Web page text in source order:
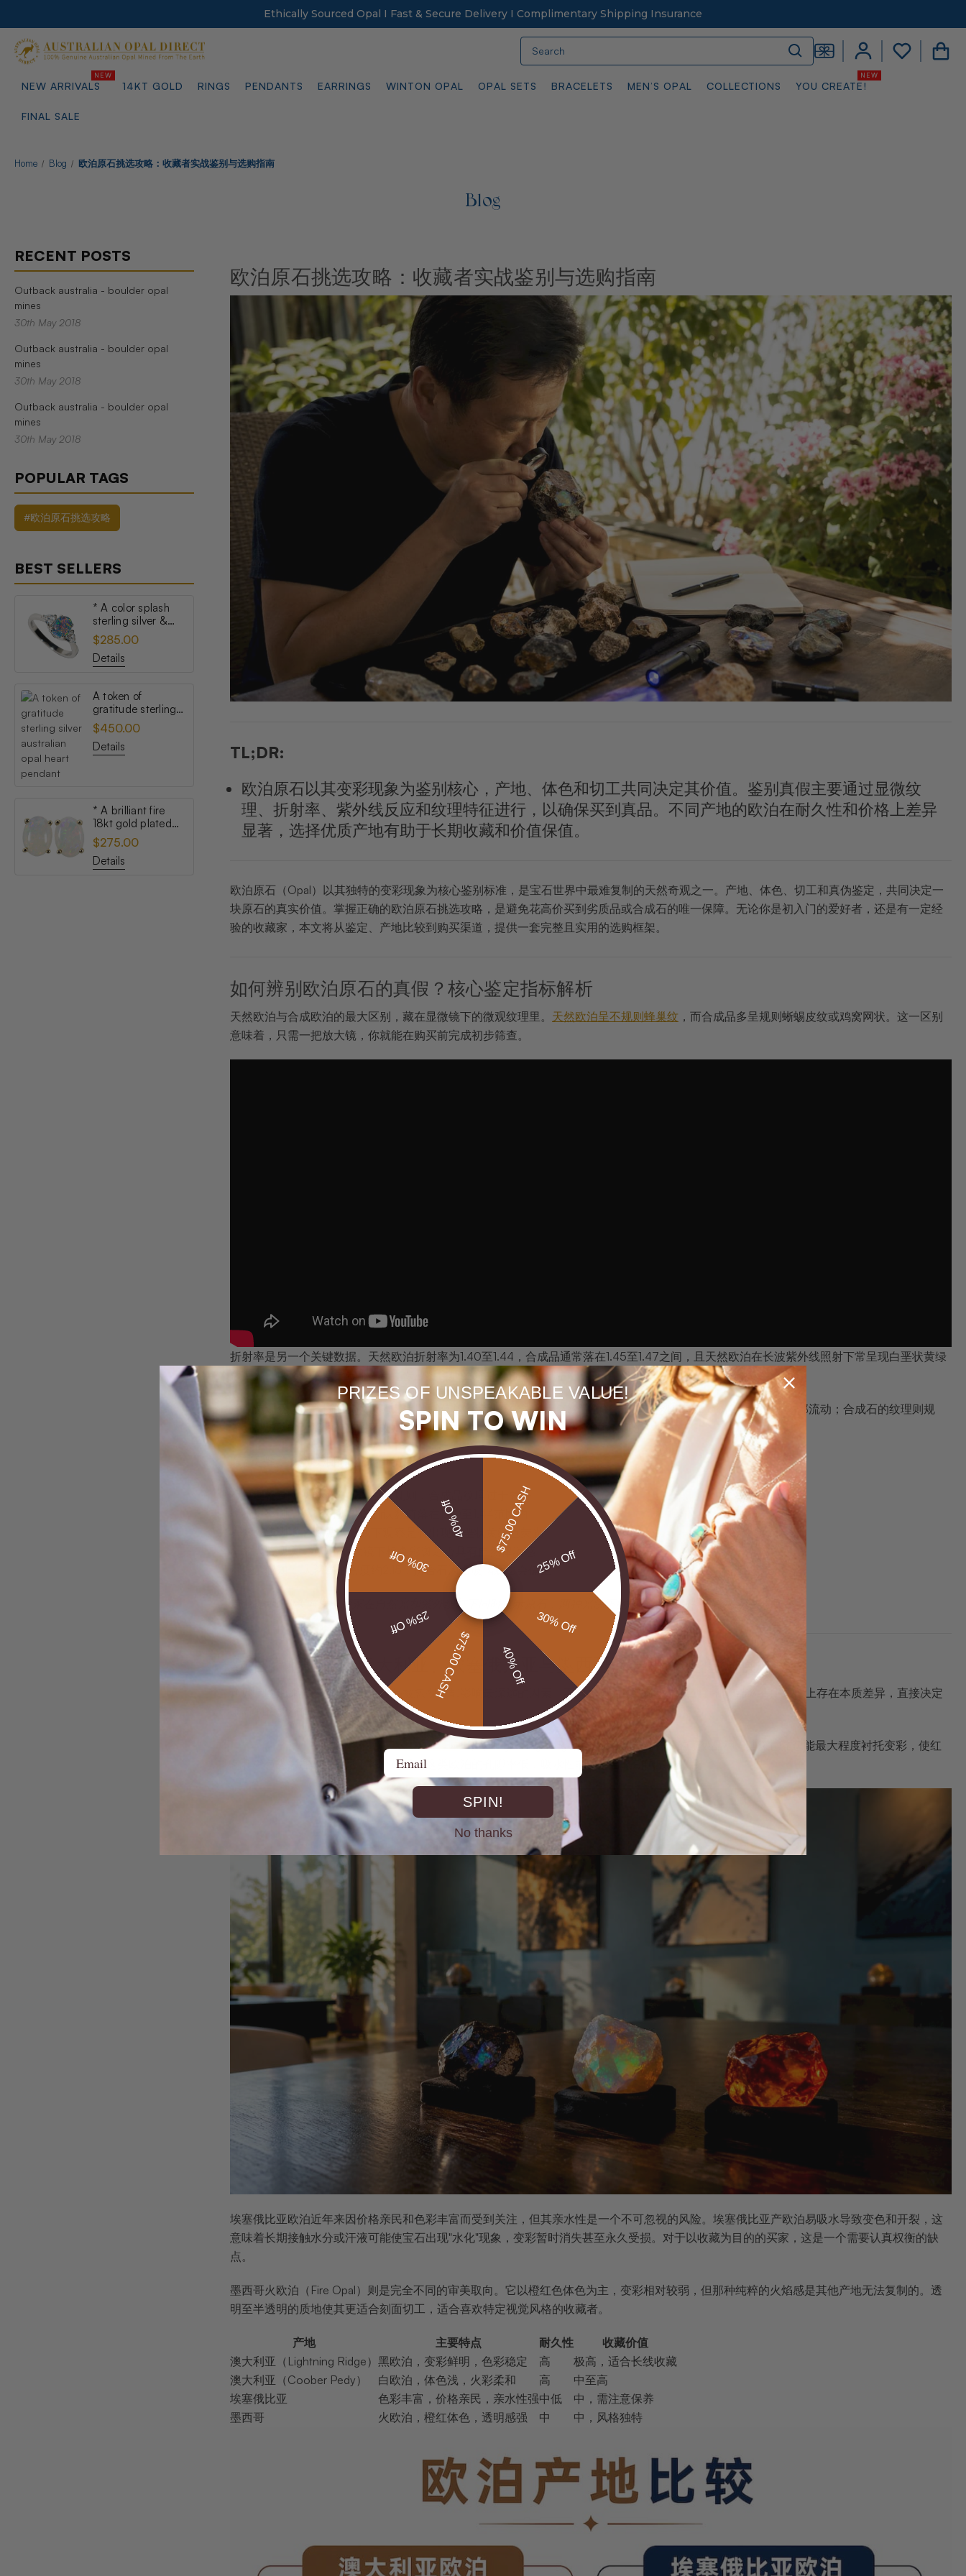
Ethically Sourced Opal I Fast & Secure Delivery I Complimentary Shipping Insurance
NEW ARRIVALS 14KT GOLD RINGS PENDANTS EARRINGS WINTON OPAL OPAL SETS BRACELETS MEN’S OPAL COLLECTIONS YOU CREATE!
FINAL SALE
Home Blog 欧泊原石挑选攻略：收藏者实战鉴别与选购指南
Blog
RECENT POSTS
Outback australia - boulder opal
mines
30th May 2018
Outback australia - boulder opal
mines
30th May 2018
Outback australia - boulder opal
mines
30th May 2018
POPULAR TAGS
#欧泊原石挑选攻略
BEST SELLERS
* A color splash
sterling silver &
topaz australian
opal ring
$285.00
Details
A token of
gratitude sterling
silver australian
opal heart pendant
$450.00
Details
* A brilliant fire
18kt gold plated
australian white
opal stud earrings
$275.00
Details
欧泊原石挑选攻略：收藏者实战鉴别与选购指南
TL;DR:
欧泊原石以其变彩现象为鉴别核心，产地、体色和切工共同决定其价值。鉴别真假主要通过显微纹
理、折射率、紫外线反应和纹理特征进行，以确保买到真品。不同产地的欧泊在耐久性和价格上差异
显著，选择优质产地有助于长期收藏和价值保值。
欧泊原石（Opal）以其独特的变彩现象为核心鉴别标准，是宝石世界中最难复制的天然奇观之一。产地、体色、切工和真伪鉴定，共同决定一
块原石的真实价值。掌握正确的欧泊原石挑选攻略，是避免花高价买到劣质品或合成石的唯一保障。无论你是初入门的爱好者，还是有一定经
验的收藏家，本文将从鉴定、产地比较到购买渠道，提供一套完整且实用的选购框架。
如何辨别欧泊原石的真假？核心鉴定指标解析
天然欧泊与合成欧泊的最大区别，藏在显微镜下的微观纹理里。 天然欧泊呈不规则蜂巢纹 ，而合成品多呈规则蜥蜴皮纹或鸡窝网状。这一区别
意味着，只需一把放大镜，你就能在购买前完成初步筛查。
折射率是另一个关键数据。天然欧泊折射率为1.40至1.44，合成品通常落在1.45至1.47之间，且天然欧泊在长波紫外线照射下常呈现白垩状黄绿
色荧光。这项数据差异虽小，却是专业鉴定师区分真伪的重要依据。
放大镜观察是最直接的实战技巧。使用30倍放大镜观察彩斑，天然欧泊的彩斑带有自然律动感，仿佛有生命在内部流动；合成石的纹理则规
整、机械，缺乏那种有机的不规则美感。这种"生命感"是无法通过工厂流程复制的。
以下是鉴定天然欧泊的核心检查清单：
纹理检查：天然欧泊蜂巢纹不规则，合成品纹理过于整齐
折射率测量： 使用折射仪确认数值落在1.40至1.44范围内
紫外线测试：长波紫外线下观察是否出现白垩状黄绿色荧光
放大镜观察：30倍放大镜下检查彩斑是否具有自然律动感
重量感知：
天然欧泊密度约2.15，拼合石因含玻璃底层会偏重
专业提示: 购买前要求商家在自然光和紫外线灯下同时展示原石，两种光源下的表现差异往往能立刻揭示真伪。
欧泊产地比较：澳大利亚、埃塞俄比亚与墨西哥原石哪个更值得收藏？
产地是欧泊原石选购技巧中最容易被忽视、却影响最深远的因素。不同产地的欧泊在化学成分、孔隙结构和耐久性上存在本质差异，直接决定
宝石的长期价值。
澳大利亚黑欧泊以良好耐久性和色彩稳定著称 ，产自Lightning Ridge的黑欧泊是全球公认的顶级品种。其深色体色能最大程度衬托变彩，使红
色和橙色火彩在黑色背景下格外耀眼。这类欧泊的孔隙率低，吸水性弱，适合长期佩戴和收藏。
埃塞俄比亚欧泊近年来因价格亲民和色彩丰富而受到关注，但其亲水性是一个不可忽视的风险。埃塞俄比亚产欧泊易吸水导致变色和开裂，这
意味着长期接触水分或汗液可能使宝石出现"水化"现象，变彩暂时消失甚至永久受损。对于以收藏为目的的买家，这是一个需要认真权衡的缺
点。
墨西哥火欧泊（Fire Opal）则是完全不同的审美取向。它以橙红色体色为主，变彩相对较弱，但那种纯粹的火焰感是其他产地无法复制的。透
明至半透明的质地使其更适合刻面切工，适合喜欢特定视觉风格的收藏者。
产地 主要特点 耐久性
收藏价值
澳大利亚（Lightning Ridge） 黑欧泊，变彩鲜明，色彩稳定 高
极高，适合长线收藏
澳大利亚（Coober Pedy）
白欧泊，体色浅，火彩柔和 高
中至高
埃塞俄比亚
色彩丰富，价格亲民，亲水性强中低
中，需注意保养
墨西哥
火欧泊，橙红体色，透明感强 中 中，风格独特
PRIZES OF UNSPEAKABLE VALUE!
SPIN TO WIN
$75.00 CASH
25% Off
30% Off
40% Off
$75.00 CASH
25% Off
30% Off
40% Off
Email
SPIN!
No thanks